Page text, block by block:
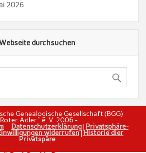
2026
durchsuchen
Genealogische Gesellschaft (BGG)
Adler" e. V. 2006 -
Datenschutzerklärung| Privatsphäre-
widerrufen|Historie dier
Privatspäre